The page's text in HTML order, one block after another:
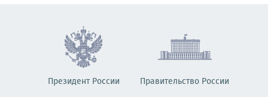
Президент России Правительство России